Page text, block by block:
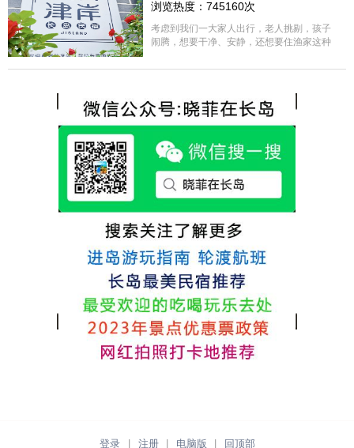
很好，每顿饭也不重样的，海鲜确实是非常
的新鲜呢，另外值得一提的是，他家的海菜
包子非常好吃。 其实长岛可选的酒店、民宿
各不相同，可以根据自己的喜好选择。非常
热情，能根据我提出的需求来安排房间，这
点很好。
浏览热度：745160次
考虑到我们一大家人出行，老人挑剔，孩子
闹腾，想要干净、安静，还想要住渔家这种
选择津岸民宿，实际体验客房很干净，饭菜
很好，每顿饭也不重样的，海鲜确实是非常
的新鲜呢，另外值得一提的是，他家的海菜
包子非常好吃。 其实长岛可选的酒店、民宿
各不相同，可以根据自己的喜好选择。非常
推荐津岸民宿，关键是老板娘晓菲很细心、
热情，能根据我提出的需求来安排房间，这
点很好。
登录 注册 电脑版 回顶部